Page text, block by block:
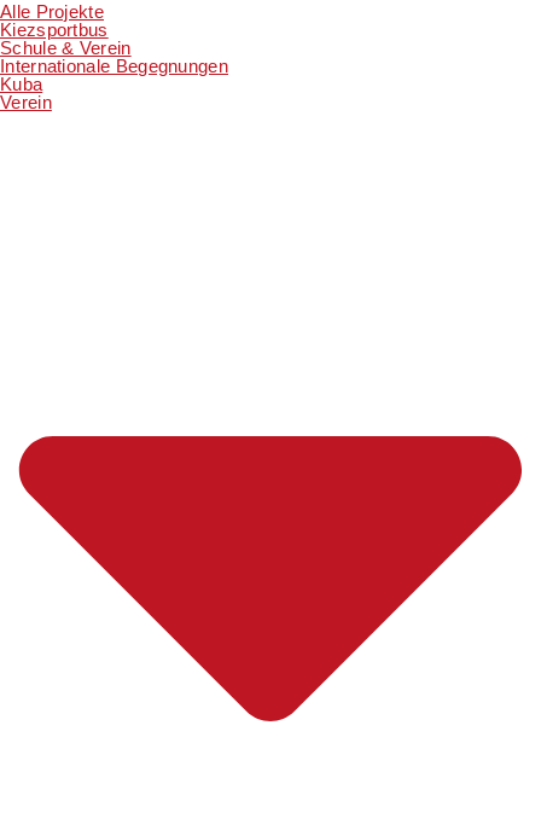
Alle Projekte
Kiezsportbus
Schule & Verein
Internationale Begegnungen
Kuba
Verein